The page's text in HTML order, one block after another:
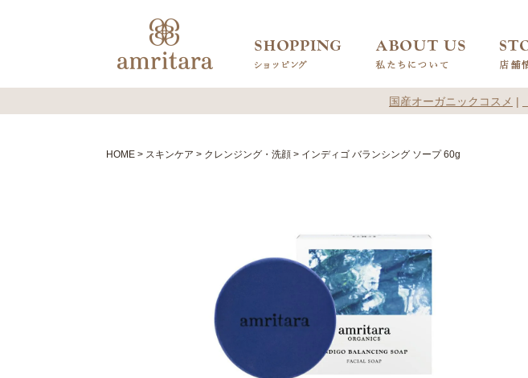
国産オーガニックコスメ |
HOME スキンケア クレンジング・洗顔 インディゴ バランシング ソープ 60g